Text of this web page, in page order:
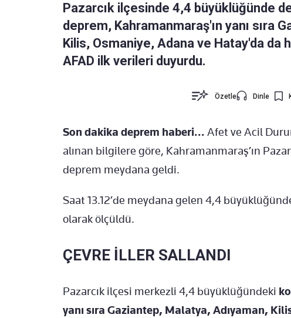
Pazarcık ilçesinde 4,4 büyüklüğünde
deprem, Kahramanmaraş'ın yanı sıra
Kilis, Osmaniye, Adana ve Hatay'da da
AFAD ilk verileri duyurdu.
Özetle Dinle
Son dakika deprem haberi... Afet ve Acil
alınan bilgilere göre, Kahramanmaraş’ın
deprem meydana geldi.
Saat 13.12’de meydana gelen 4,4
olarak ölçüldü.
ÇEVRE İLLER SALLANDI
Pazarcık ilçesi merkezli 4,4 büyüklüğündeki
yanı sıra Gaziantep, Malatya, Adıyaman,